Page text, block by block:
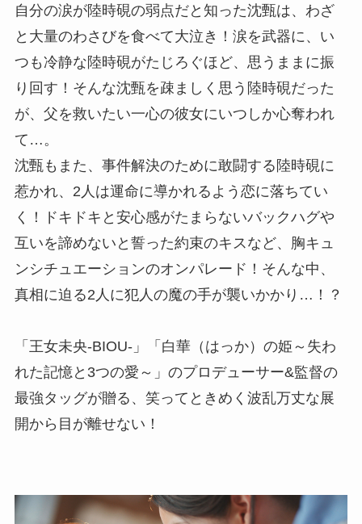
自分の涙が陸時硯の弱点だと知った沈甄は、わざ
と大量のわさびを食べて大泣き！涙を武器に、い
つも冷静な陸時硯がたじろぐほど、思うままに振
り回す！そんな沈甄を疎ましく思う陸時硯だった
が、父を救いたい一心の彼女にいつしか心奪われ
て…。
沈甄もまた、事件解決のために敢闘する陸時硯に
惹かれ、2人は運命に導かれるよう恋に落ちてい
く！ドキドキと安心感がたまらないバックハグや
互いを諦めないと誓った約束のキスなど、胸キュ
ンシチュエーションのオンパレード！そんな中、
真相に迫る2人に犯人の魔の手が襲いかかり…！？
「王女未央-BIOU-」「白華（はっか）の姫～失わ
れた記憶と3つの愛～」のプロデューサー&監督の
最強タッグが贈る、笑ってときめく波乱万丈な展
開から目が離せない！